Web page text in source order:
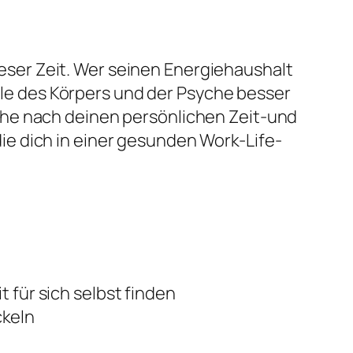
Zeit. Wer seinen Energiehaushalt
des Körpers und der Psyche besser
nach deinen persönlichen Zeit-und
dich in einer gesunden Work-Life-
für sich selbst finden